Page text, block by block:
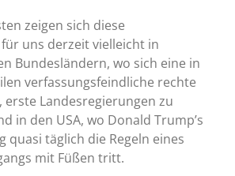
zeigen sich diese
uns derzeit vielleicht in
Bundesländern, wo sich eine in
verfassungsfeindliche rechte
erste Landesregierungen zu
in den USA, wo Donald Trump’s
quasi täglich die Regeln eines
mit Füßen tritt.